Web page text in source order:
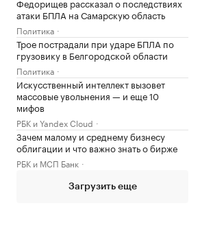
Федорищев рассказал о последствиях
атаки БПЛА на Самарскую область
Политика
Трое пострадали при ударе БПЛА по
грузовику в Белгородской области
Политика
Искусственный интеллект вызовет
массовые увольнения — и еще 10
мифов
РБК и Yandex Cloud
Зачем малому и среднему бизнесу
облигации и что важно знать о бирже
РБК и МСП Банк
Загрузить еще